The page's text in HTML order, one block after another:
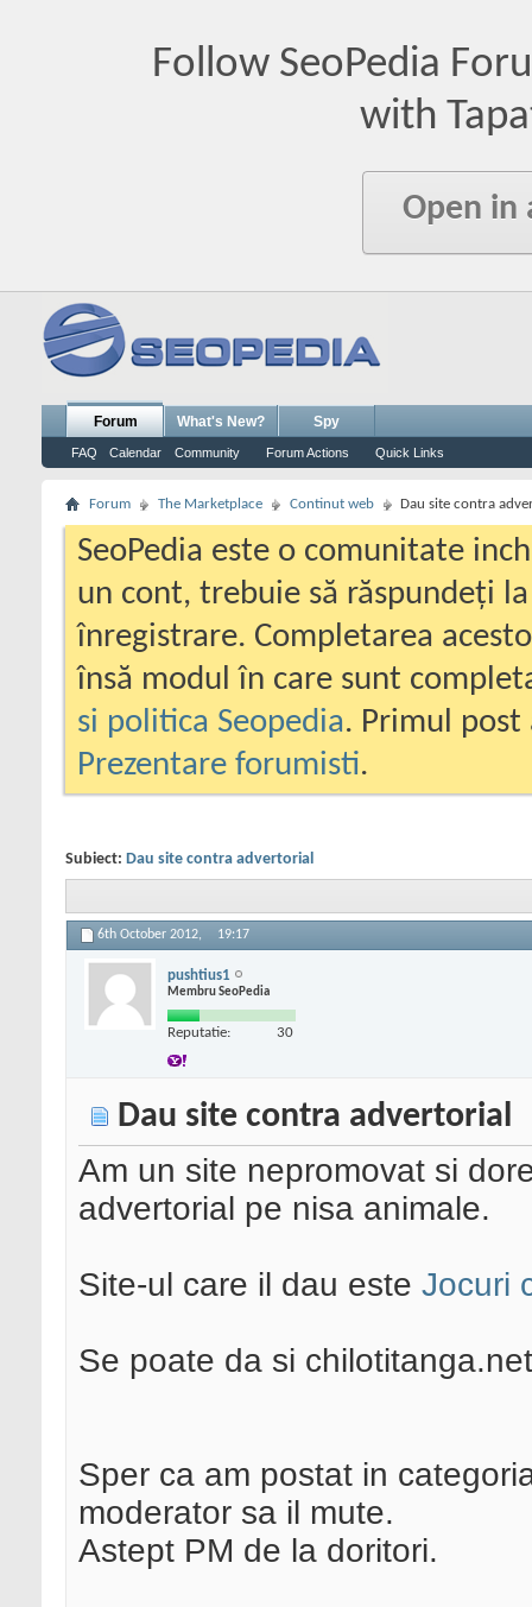
Follow SeoPedia
with
Open in
Forum
FAQ Calendar Community Forum Actions Quick Links
What's New? Spy
Forum The Marketplace Continut web Dau site contra
SeoPedia este o comunitate
un cont, trebuie să răspundeți
înregistrare. Completarea
însă modul în care sunt
si politica Seopedia. Primul
Prezentare forumisti.
Subiect: Dau site contra advertorial
6th October 2012, 19:17
pushtius1
Membru SeoPedia
Reputatie: 30
Dau site contra advertorial
Am un site nepromovat si
advertorial pe nisa animale.
Site-ul care il dau este Jocuri
Se poate da si
Sper ca am postat in
moderator sa il mute.
Astept PM de la doritori.